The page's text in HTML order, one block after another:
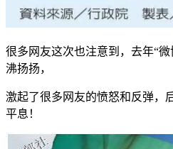
很多网友这次也注意到，去年“
沸扬扬，
激起了很多网友的愤怒和反弹，
平息！